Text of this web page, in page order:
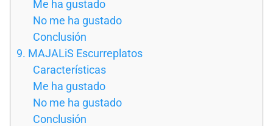
Me ha gustado
No me ha gustado
Conclusión
9. MAJALiS Escurreplatos
Características
Me ha gustado
No me ha gustado
Conclusión